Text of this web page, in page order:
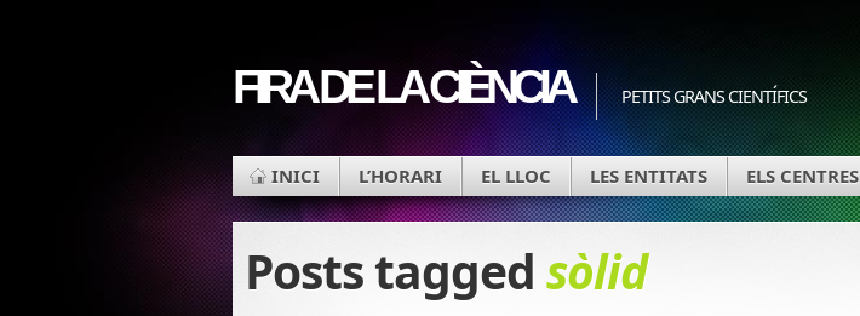
FIRA DE LA CIÈNCIA PETITS GRANS CIENTÍFICS
INICI L’HORARI EL LLOC LES ENTITATS ELS CENTRES
Posts tagged sòlid